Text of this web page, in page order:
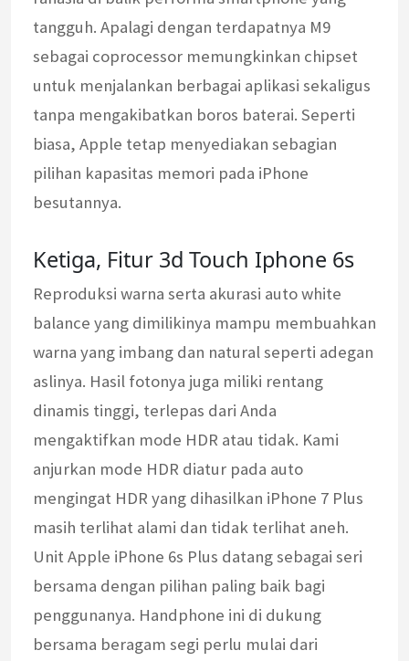
tangguh. Apalagi dengan terdapatnya M9
sebagai coprocessor memungkinkan chipset
untuk menjalankan berbagai aplikasi sekaligus
tanpa mengakibatkan boros baterai. Seperti
biasa, Apple tetap menyediakan sebagian
pilihan kapasitas memori pada iPhone
besutannya.
Ketiga, Fitur 3d Touch Iphone 6s
Reproduksi warna serta akurasi auto white
balance yang dimilikinya mampu membuahkan
warna yang imbang dan natural seperti adegan
aslinya. Hasil fotonya juga miliki rentang
dinamis tinggi, terlepas dari Anda
mengaktifkan mode HDR atau tidak. Kami
anjurkan mode HDR diatur pada auto
mengingat HDR yang dihasilkan iPhone 7 Plus
masih terlihat alami dan tidak terlihat aneh.
Unit Apple iPhone 6s Plus datang sebagai seri
bersama dengan pilihan paling baik bagi
penggunanya. Handphone ini di dukung
bersama beragam segi perlu mulai dari